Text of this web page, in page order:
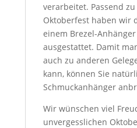
verarbeitet. Passend
Oktoberfest haben wir
einem Brezel-
ausgestattet. Damit
auch zu anderen
kann, können Sie
Schmuckanhänger
Wir wünschen viel
unvergesslichen